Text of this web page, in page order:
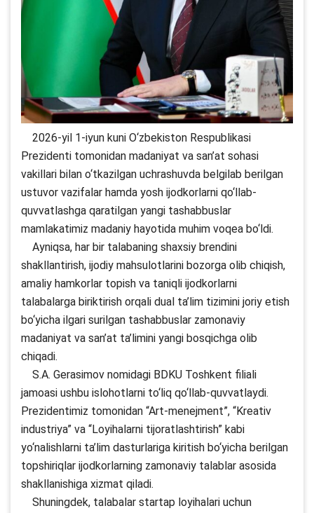
2026-yil 1-iyun kuni O‘zbekiston Respublikasi
Prezidenti tomonidan madaniyat va san’at sohasi
vakillari bilan o‘tkazilgan uchrashuvda belgilab berilgan
ustuvor vazifalar hamda yosh ijodkorlarni qo‘llab-
quvvatlashga qaratilgan yangi tashabbuslar
mamlakatimiz madaniy hayotida muhim voqea bo‘ldi.
Ayniqsa, har bir talabaning shaxsiy brendini
shakllantirish, ijodiy mahsulotlarini bozorga olib chiqish,
amaliy hamkorlar topish va taniqli ijodkorlarni
talabalarga biriktirish orqali dual ta’lim tizimini joriy etish
bo‘yicha ilgari surilgan tashabbuslar zamonaviy
madaniyat va san’at ta’limini yangi bosqichga olib
chiqadi.
S.A. Gerasimov nomidagi BDKU Toshkent filiali
jamoasi ushbu islohotlarni to‘liq qo‘llab-quvvatlaydi.
Prezidentimiz tomonidan “Art-menejment”, “Kreativ
industriya” va “Loyihalarni tijoratlashtirish” kabi
yo‘nalishlarni ta’lim dasturlariga kiritish bo‘yicha berilgan
topshiriqlar ijodkorlarning zamonaviy talablar asosida
shakllanishiga xizmat qiladi.
Shuningdek, talabalar startap loyihalari uchun